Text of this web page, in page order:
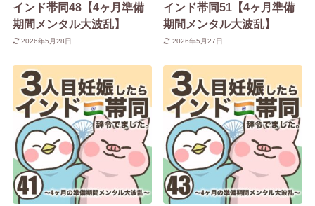
インド帯同48【4ヶ月準備
期間メンタル大波乱】
2026年5月28日
インド帯同51【4ヶ月準備
期間メンタル大波乱】
2026年5月27日